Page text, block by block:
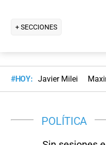
+ SECCIONES
#HOY: Javier Milei
POLÍTICA